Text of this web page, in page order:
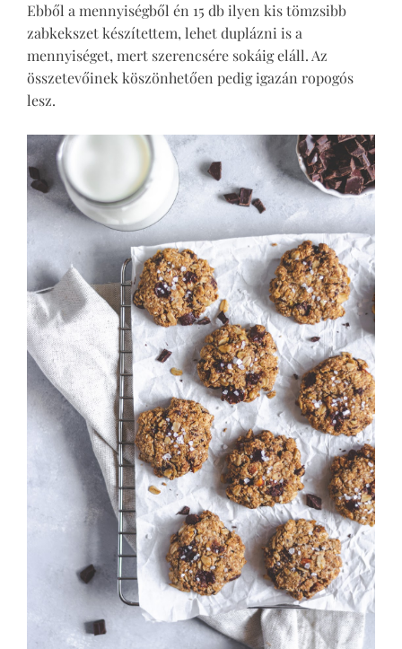
Ebből a mennyiségből én 15 db ilyen kis tömzsibb
zabkekszet készítettem, lehet duplázni is a
mennyiséget, mert szerencsére sokáig eláll. Az
összetevőinek köszönhetően pedig igazán ropogós
lesz.